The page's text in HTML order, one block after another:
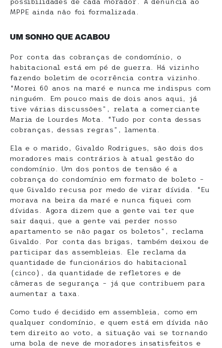
MPPE ainda não foi formalizada.
UM SONHO QUE ACABOU
Por conta das cobranças de condomínio, o
habitacional está em pé de guerra. Há vizinho
fazendo boletim de ocorrência contra vizinho.
“Morei 60 anos na maré e nunca me indispus com
ninguém. Em pouco mais de dois anos aqui, já
tive várias discussões”, relata a comerciante
Maria de Lourdes Mota. “Tudo por conta dessas
cobranças, dessas regras”, lamenta.
Ela e o marido, Givaldo Rodrigues, são dois dos
moradores mais contrários à atual gestão do
condomínio. Um dos pontos de tensão é a
cobrança do condomínio em formato de boleto –
que Givaldo recusa por medo de virar dívida. “Eu
morava na beira da maré e nunca fiquei com
dívidas. Agora dizem que a gente vai ter que
sair daqui, que a gente vai perder nosso
apartamento se não pagar os boletos”, reclama
Givaldo. Por conta das brigas, também deixou de
participar das assembleias. Ele reclama da
quantidade de funcionários do habitacional
(cinco), da quantidade de refletores e de
câmeras de segurança – já que contribuem para
aumentar a taxa.
Como tudo é decidido em assembleia, como em
qualquer condomínio, e quem está em dívida não
tem direito ao voto, a situação vai se tornando
uma bola de neve de moradores insatisfeitos e